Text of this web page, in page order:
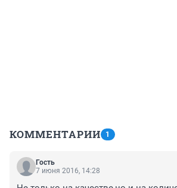
КОММЕНТАРИИ 1
Гость
7 июня 2016, 14:28